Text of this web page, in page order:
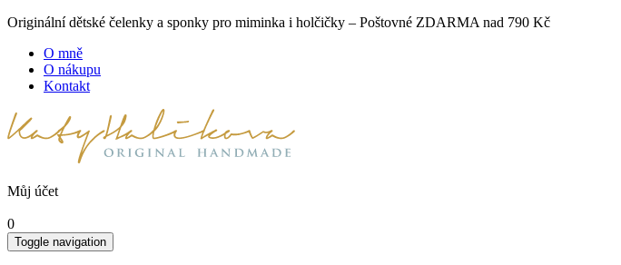
Originální dětské čelenky a sponky pro miminka i holčičky – Poštovné ZDARMA nad 790 Kč
O mně
O nákupu
Kontakt
Můj účet
0
Toggle navigation